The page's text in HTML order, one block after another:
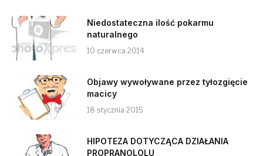
Niedostateczna ilość pokarmu
naturalnego
10 czerwca 2014
Objawy wywoływane przez tyłozgięcie
macicy
18 stycznia 2015
HIPOTEZA DOTYCZĄCA DZIAŁANIA
PROPRANOLOLU